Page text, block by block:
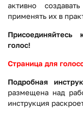
активно
применять их в
голос!
Страница для
Подробная
размещена над
инструкция